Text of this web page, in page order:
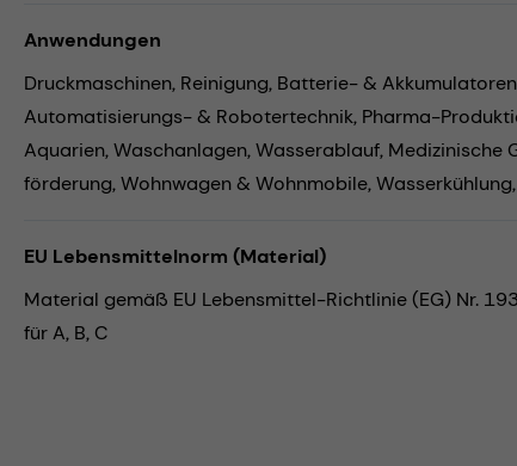
Anwendungen
Druckmaschinen, Reinigung, Batterie- &
Automatisierungs- & Robotertechnik, Pharma-
Aquarien,Waschanlagen,Wasserablauf, Medizinische
förderung,Wohnwagen & Wohnmobile,Wasserkühlung,
EU Lebensmittelnorm (Material)
Material gemäß EU Lebensmittel-Richtlinie (EG) Nr.
für A, B, C